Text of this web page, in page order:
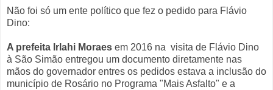
Não foi só um ente político que fez o pedido para Flávio
Dino:
A prefeita Irlahi Moraes em 2016 na visita de Flávio Dino
à São Simão entregou um documento diretamente nas
mãos do governador entres os pedidos estava a inclusão do
município de Rosário no Programa "Mais Asfalto" e a